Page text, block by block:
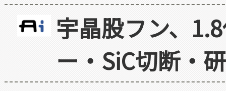
宇晶股フン、
ー・SiC切断・